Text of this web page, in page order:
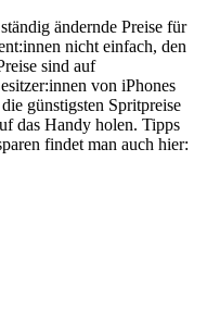
ändernde Preise für
nicht einfach, den
sind auf
von iPhones
günstigsten Spritpreise
das Handy holen. Tipps
findet man auch hier: